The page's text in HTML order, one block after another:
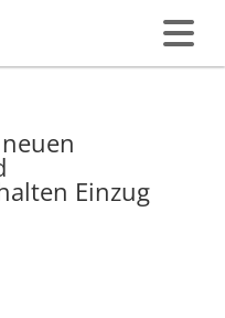
Einzug